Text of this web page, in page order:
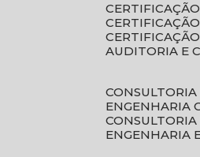
AUDITORIA E
ENGENHARIA
ENGENHARIA